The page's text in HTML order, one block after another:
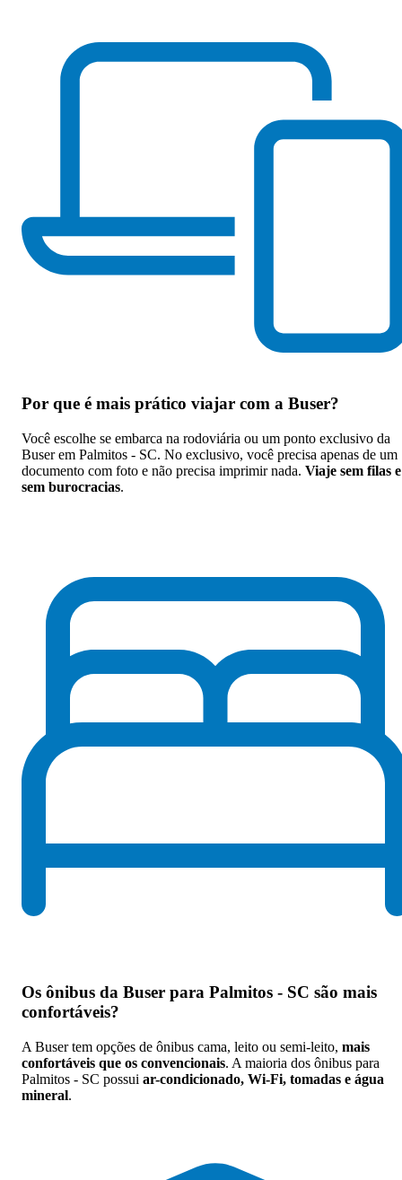
Por que é mais prático viajar com a Buser?
Você escolhe se embarca na rodoviária ou um ponto exclusivo da
Buser em Palmitos - SC. No exclusivo, você precisa apenas de um
documento com foto e não precisa imprimir nada. Viaje sem filas e
sem burocracias.
Os ônibus da Buser para Palmitos - SC são mais
confortáveis?
A Buser tem opções de ônibus cama, leito ou semi-leito, mais
confortáveis que os convencionais. A maioria dos ônibus para
Palmitos - SC possui ar-condicionado, Wi-Fi, tomadas e água
mineral.